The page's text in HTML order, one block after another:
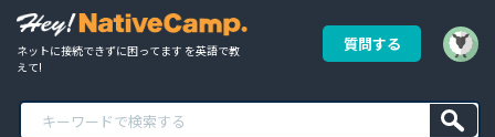
ネットに接続できずに困ってます を英語で教
えて!
質問する